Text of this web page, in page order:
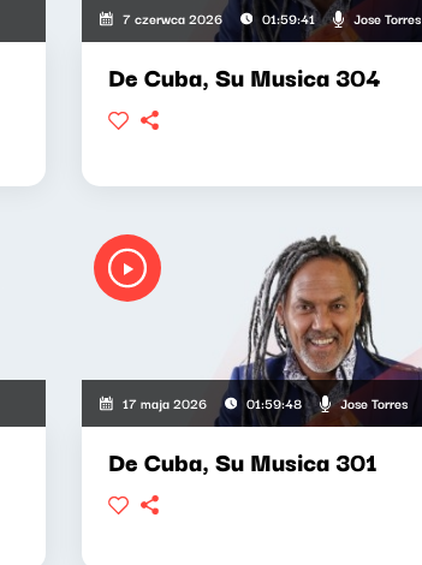
7 czerwca 2026 01:59:41 Jose Torres
De Cuba, Su Musica 304
17 maja 2026 01:59:48 Jose Torres
De Cuba, Su Musica 301